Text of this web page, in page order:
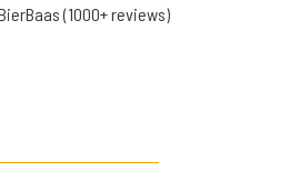
(1000+ reviews)